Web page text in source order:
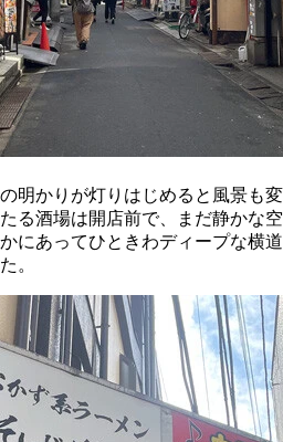
明かりが灯りはじめると風景も変
る酒場は開店前で、まだ静かな空
にあってひときわディープな横道
。